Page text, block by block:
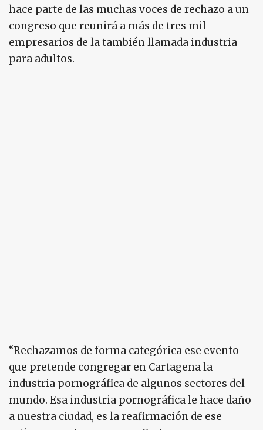
hace parte de las muchas voces de rechazo a un
congreso que reunirá a más de tres mil
empresarios de la también llamada industria
para adultos.
“Rechazamos de forma categórica ese evento
que pretende congregar en Cartagena la
industria pornográfica de algunos sectores del
mundo. Esa industria pornográfica le hace daño
a nuestra ciudad, es la reafirmación de ese